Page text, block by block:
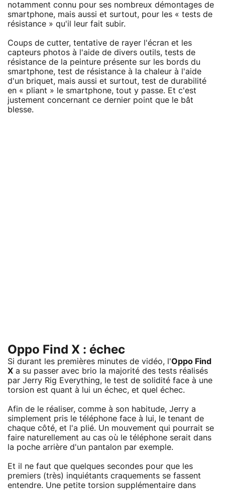
notamment connu pour ses nombreux démontages de
smartphone, mais aussi et surtout, pour les « tests de
résistance » qu'il leur fait subir.
Coups de cutter, tentative de rayer l'écran et les
capteurs photos à l'aide de divers outils, tests de
résistance de la peinture présente sur les bords du
smartphone, test de résistance à la chaleur à l'aide
d'un briquet, mais aussi et surtout, test de durabilité
en « pliant » le smartphone, tout y passe. Et c'est
justement concernant ce dernier point que le bât
blesse.
Oppo Find X : échec
Si durant les premières minutes de vidéo, l'Oppo Find
X a su passer avec brio la majorité des tests réalisés
par Jerry Rig Everything, le test de solidité face à une
torsion est quant à lui un échec, et quel échec.
Afin de le réaliser, comme à son habitude, Jerry a
simplement pris le téléphone face à lui, le tenant de
chaque côté, et l'a plié. Un mouvement qui pourrait se
faire naturellement au cas où le téléphone serait dans
la poche arrière d'un pantalon par exemple.
Et il ne faut que quelques secondes pour que les
premiers (très) inquiétants craquements se fassent
entendre. Une petite torsion supplémentaire dans